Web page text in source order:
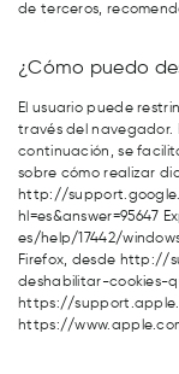
de terceros,
¿Cómo puedo
El usuario puede
través del navegador.
continuación, se
sobre cómo realizar
http://
hl=es&answer=95647
es/help/17442/
Firefox, desde http://
deshabilitar-cookies-
https://
https://